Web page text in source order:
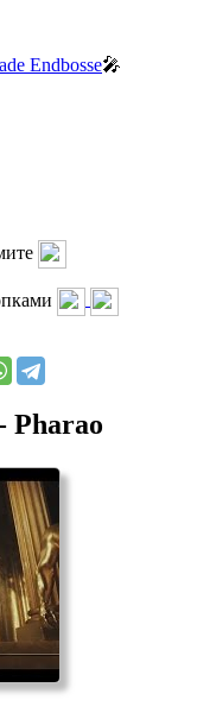
Endbosse🎤
Pharao